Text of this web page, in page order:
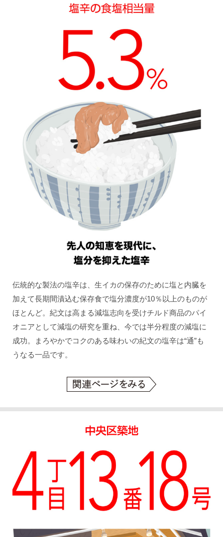
伝統的な製法の塩辛は、生イカの保存のために塩と内臓を
加えて長期間漬込む保存食で塩分濃度が10％以上のものが
ほとんど。紀文は高まる減塩志向を受けチルド商品のパイ
オニアとして減塩の研究を重ね、今では半分程度の減塩に
成功。まろやかでコクのある味わいの紀文の塩辛は“通”も
うなる一品です。